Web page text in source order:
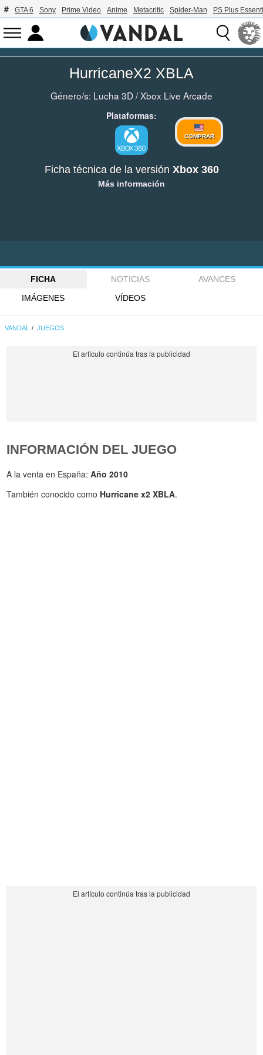
GTA 6 Sony Prime Video Anime Metacritic Spider-Man PS Plus
HurricaneX2 XBLA
Género/s: Lucha 3D/Xbox Live Arcade
Plataformas:
COMPRAR
Ficha técnica de la versión Xbox 360
Más información
FICHA NOTICIAS
AVANCES
IMÁGENES
VÍDEOS
VANDAL JUEGOS
INFORMACIÓN DEL JUEGO
A la venta en España:Año 2010
También conocido como Hurricane x2 XBLA.